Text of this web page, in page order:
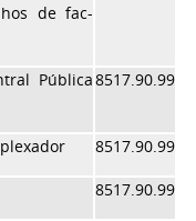
de fac-
Pública8517.90.99
8517.90.99
8517.90.99